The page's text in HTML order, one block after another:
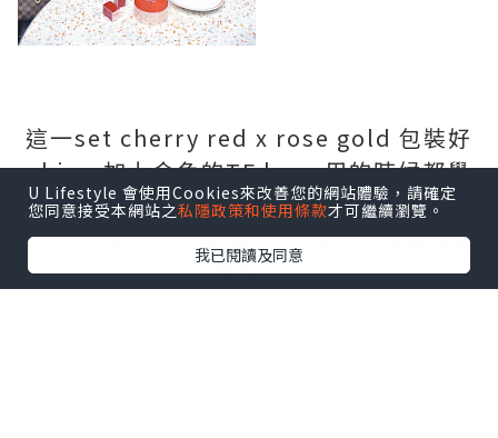
這一set cherry red x rose gold 包裝好
chic，加上金色的TF logo 用的時候都覺
得好fashionable! 由cushion到earth
tone eye shadow到cherry色的唇膏都好
易用。
U Lifestyle 會使用Cookies來改善您的網站體驗，請確定
您同意接受本網站之私隱政策和使用條款才可繼續瀏覽。
我已閱讀及同意